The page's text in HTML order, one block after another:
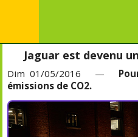
Jaguar est devenu
Dim 01/05/2016 —
émissions de CO2.